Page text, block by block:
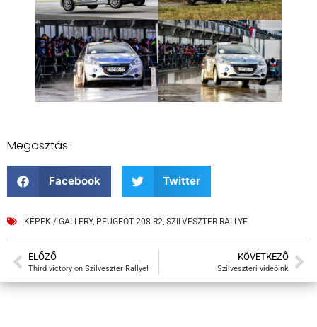
Megosztás:
Facebook Twitter
KÉPEK / GALLERY, PEUGEOT 208 R2, SZILVESZTER RALLYE
ELŐZŐ
Third victory on Szilveszter Rallye!
KÖVETKEZŐ
Szilveszteri videóink